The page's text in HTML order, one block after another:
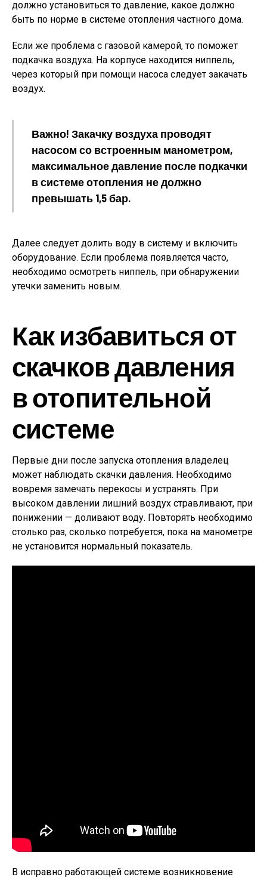
должно установиться то давление, какое должно
быть по норме в системе отопления частного дома.
Если же проблема с газовой камерой, то поможет
подкачка воздуха. На корпусе находится ниппель,
через который при помощи насоса следует закачать
воздух.
Важно! Закачку воздуха проводят
насосом со встроенным манометром,
максимальное давление после подкачки
в системе отопления не должно
превышать 1,5 бар.
Далее следует долить воду в систему и включить
оборудование. Если проблема появляется часто,
необходимо осмотреть ниппель, при обнаружении
утечки заменить новым.
Как избавиться от
скачков давления
в отопительной
системе
Первые дни после запуска отопления владелец
может наблюдать скачки давления. Необходимо
вовремя замечать перекосы и устранять. При
высоком давлении лишний воздух стравливают, при
понижении — доливают воду. Повторять необходимо
столько раз, сколько потребуется, пока на манометре
не установится нормальный показатель.
В исправно работающей системе возникновение